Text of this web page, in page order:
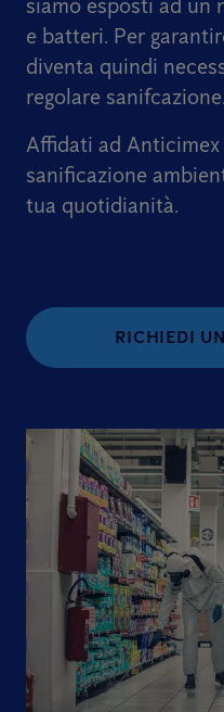
siamo esposti ad un
e batteri. Per
diventa quindi
regolare sanifcazione.
Affidati ad
sanificazione
tua quotidianità.
RICHIEDI